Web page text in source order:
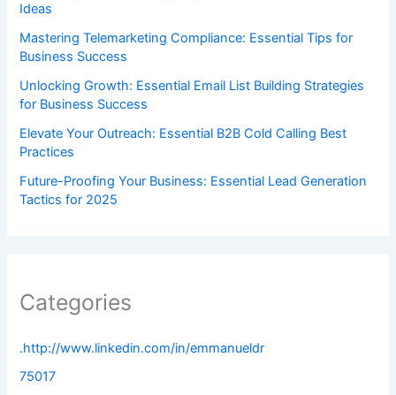
Ideas
Mastering Telemarketing Compliance: Essential Tips for
Business Success
Unlocking Growth: Essential Email List Building Strategies
for Business Success
Elevate Your Outreach: Essential B2B Cold Calling Best
Practices
Future-Proofing Your Business: Essential Lead Generation
Tactics for 2025
Categories
.http://www.linkedin.com/in/emmanueldr
75017